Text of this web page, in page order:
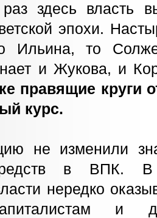
здесь власть
эпохи.
Ильина, то
и Жукова, и
правящие круги
курс.
не изменили
в ВПК. В
нередко
и